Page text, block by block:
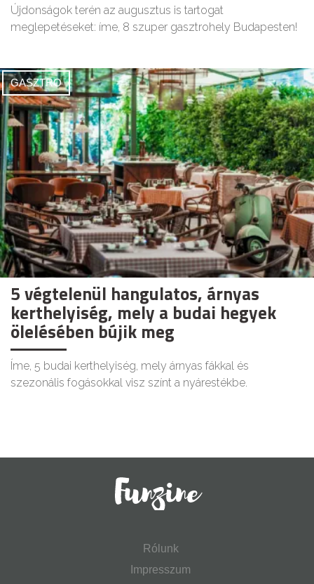
Újdonságok terén az augusztus is tartogat
meglepetéseket: íme, 8 szuper gasztrohely Budapesten!
GASZTRO
5 végtelenül hangulatos, árnyas
kerthelyiség, mely a budai hegyek
ölelésében bújik meg
Íme, 5 budai kerthelyiség, mely árnyas fákkal és
szezonális fogásokkal visz színt a nyárestékbe.
Rólunk
Impresszum